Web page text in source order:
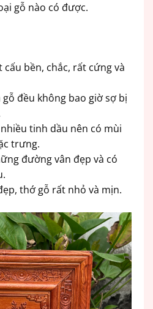
gỗ nào có được.
cấu bền, chắc, rất cứng và
gỗ đều không bao giờ sợ bị
tinh dầu nên có mùi
trưng.
đường vân đẹp và có
thớ gỗ rất nhỏ và mịn.